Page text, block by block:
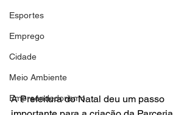
Esportes
Emprego
Cidade
Meio Ambiente
Empreendedorismo
A Prefeitura do Natal deu um passo